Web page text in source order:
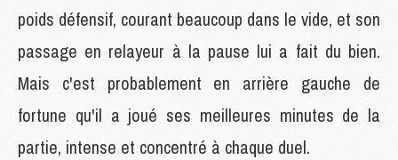
poids défensif, courant beaucoup dans le vide, et son
passage en relayeur à la pause lui a fait du bien.
Mais c'est probablement en arrière gauche de
fortune qu'il a joué ses meilleures minutes de la
partie, intense et concentré à chaque duel.